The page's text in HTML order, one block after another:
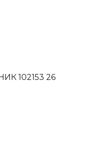
102153 26